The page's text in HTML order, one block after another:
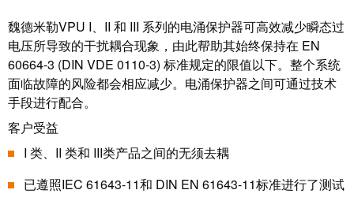
魏德米勒VPU I、II 和 III 系列的电涌保护器可高效减少瞬态过
电压所导致的干扰耦合现象，由此帮助其始终保持在 EN
60664-3 (DIN VDE 0110-3) 标准规定的限值以下。整个系统
面临故障的风险都会相应减少。电涌保护器之间可通过技术
手段进行配合。
客户受益
I 类、II 类和 III类产品之间的无须去耦
已遵照IEC 61643-11和 DIN EN 61643-11标准进行了测试